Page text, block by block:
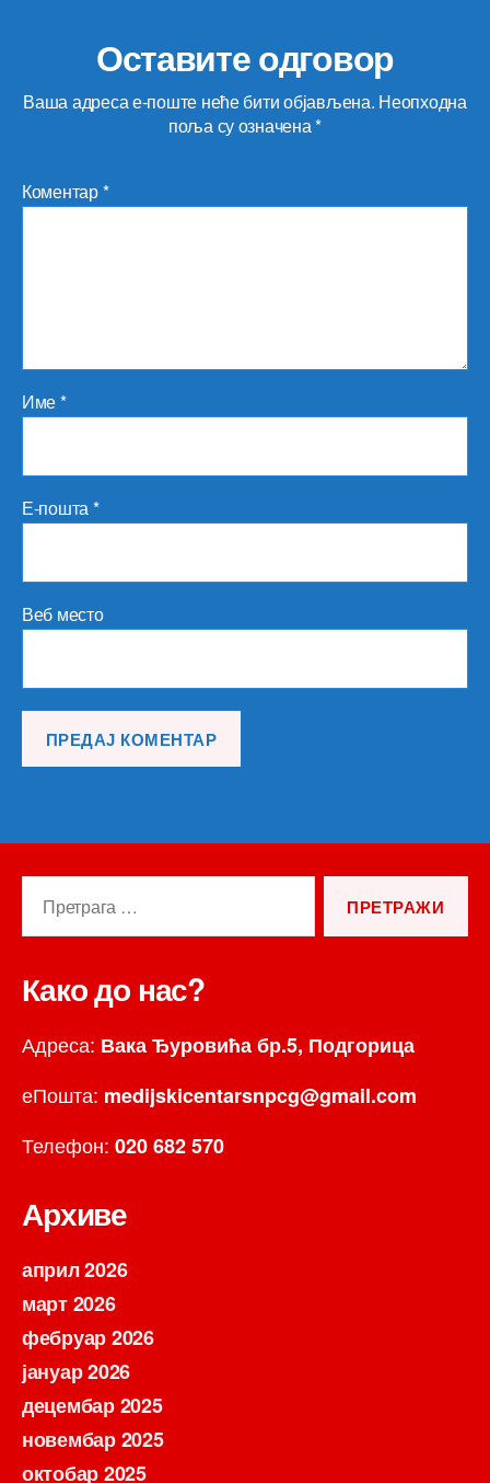
Оставите одговор
Ваша адреса е-поште неће бити објављена. Неопходна
поља су означена*
Коментар*
Име*
Е-пошта*
Веб место
Како до нас?
Адреса: Вака Ђуровића бр.5, Подгорица
еПошта: medijskicentarsnpcg@gmail.com
Телефон: 020 682 570
Архиве
април 2026
март 2026
фебруар 2026
јануар 2026
децембар 2025
новембар 2025
октобар 2025